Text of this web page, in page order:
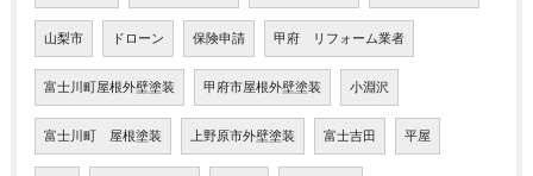
山梨市 ドローン 保険申請 甲府 リフォーム業者
富士川町屋根外壁塗装 甲府市屋根外壁塗装 小淵沢
富士川町 屋根塗装 上野原市外壁塗装 富士吉田 平屋